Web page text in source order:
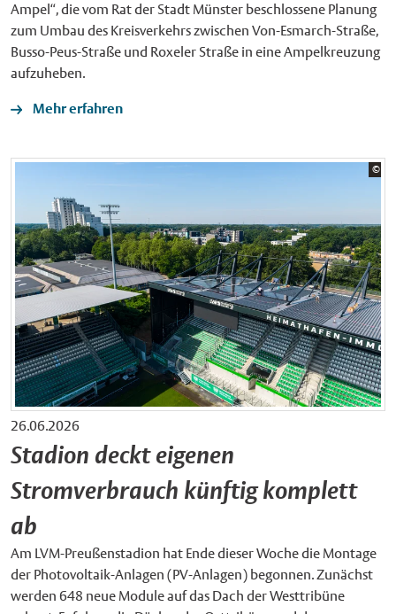
Ampel“, die vom Rat der Stadt Münster beschlossene Planung
zum Umbau des Kreisverkehrs zwischen Von-Esmarch-Straße,
Busso-Peus-Straße und Roxeler Straße in eine Ampelkreuzung
aufzuheben.
Mehr erfahren
©
26.06.2026
Stadion deckt eigenen
Stromverbrauch künftig komplett
ab
Am LVM-Preußenstadion hat Ende dieser Woche die Montage
der Photovoltaik-Anlagen (PV-Anlagen) begonnen. Zunächst
werden 648 neue Module auf das Dach der Westtribüne